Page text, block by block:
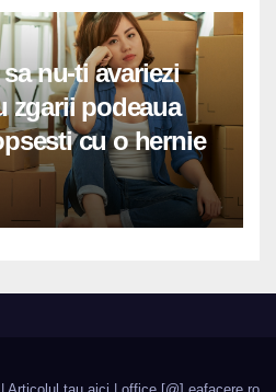
nu-ti avariezi
zgarii podeaua
cu o hernie